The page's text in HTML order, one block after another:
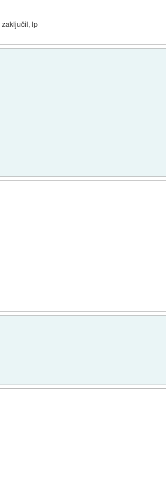
zaključil, lp